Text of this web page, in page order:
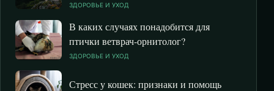
ЗДОРОВЬЕ И УХОД
В каких случаях понадобится для
птички ветврач-орнитолог?
ЗДОРОВЬЕ И УХОД
Стресс у кошек: признаки и помощь